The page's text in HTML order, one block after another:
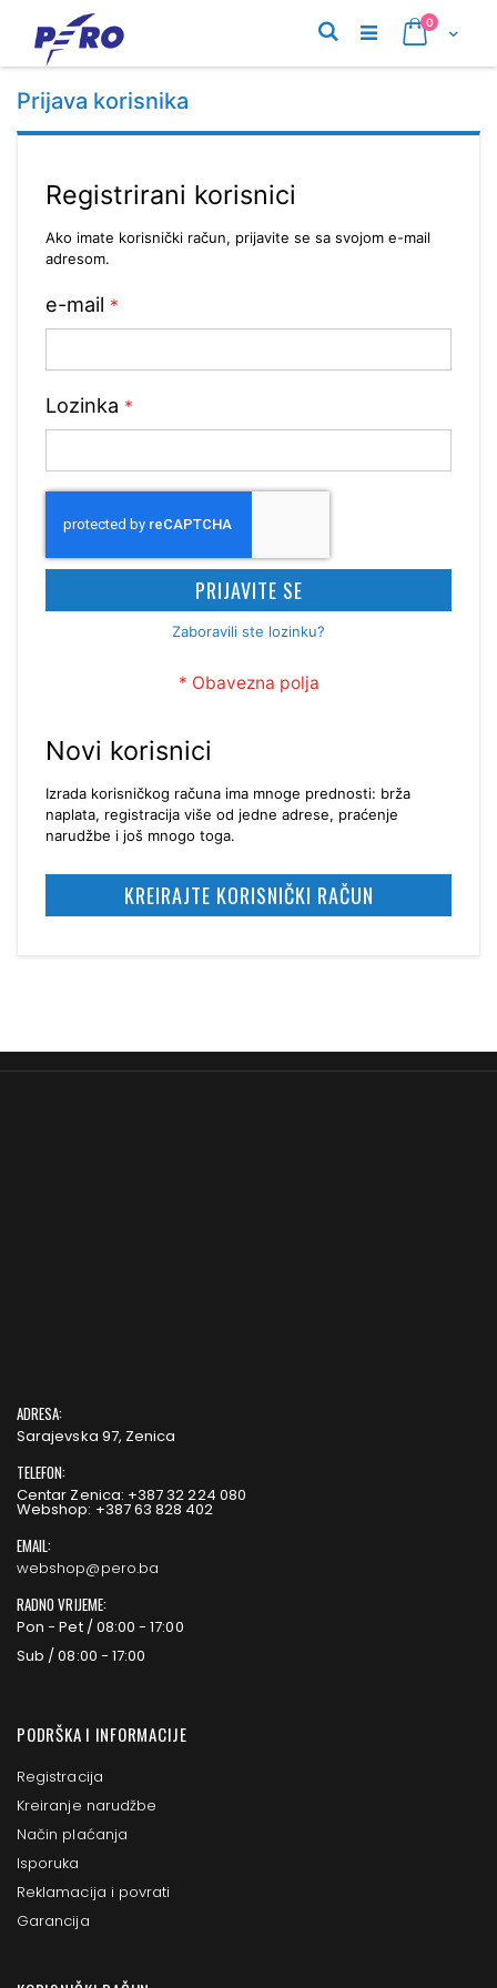
sadržaj
Cart
0proizvodi
Pretraživanje
Prijava korisnika
Registrirani korisnici
Ako imate korisnički račun, prijavite se sa svojom e-mail
adresom.
e-mail
Lozinka
PRIJAVITE SE
Zaboravili ste lozinku?
Novi korisnici
Izrada korisničkog računa ima mnoge prednosti: brža
naplata, registracija više od jedne adrese, praćenje
narudžbe i još mnogo toga.
KREIRAJTE KORISNIČKI RAČUN
ADRESA:
Sarajevska 97, Zenica
TELEFON:
Centar Zenica: +387 32 224 080
Webshop: +387 63 828 402
EMAIL:
webshop@pero.ba
RADNO VRIJEME:
Pon - Pet / 08:00 - 17:00
Sub / 08:00 - 17:00
PODRŠKA I INFORMACIJE
Registracija
Kreiranje narudžbe
Način plaćanja
Isporuka
Reklamacija i povrati
Garancija